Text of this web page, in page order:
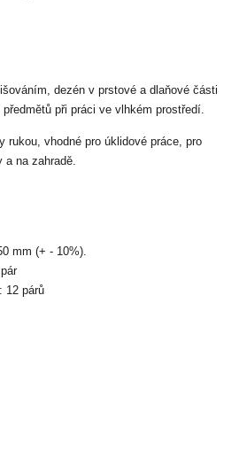
dezén v prstové a dlaňové části
při práci ve vlhkém prostředí.
rukou, vhodné pro úklidové práce, pro
a na zahradě.
mm (+ - 10%).
12 párů